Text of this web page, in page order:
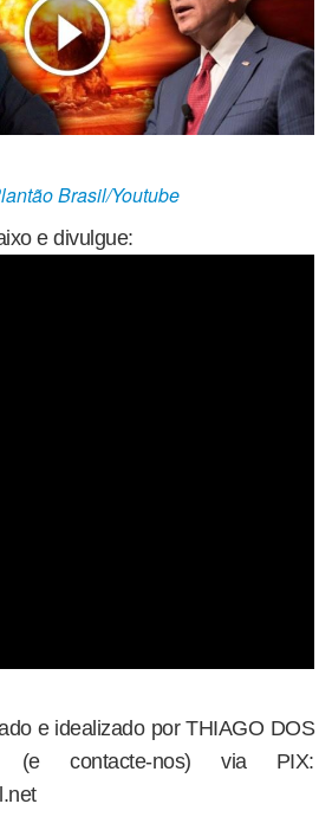
Brasil/Youtube
e divulgue:
e idealizado por THIAGO DOS
(e contacte-nos) via PIX: